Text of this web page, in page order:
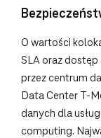
O wartości
SLA oraz
przez centrum
Data Center T-
danych dla
computing.